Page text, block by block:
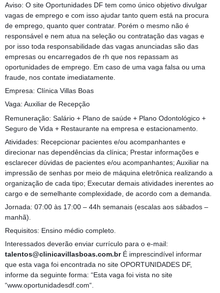
Aviso: O site Oportunidades DF tem como único objetivo divulgar
vagas de emprego e com isso ajudar tanto quem está na procura
de emprego, quanto quer contratar. Porém o mesmo não é
responsável e nem atua na seleção ou contratação das vagas e
por isso toda responsabilidade das vagas anunciadas são das
empresas ou encarregados de rh que nos repassam as
oportunidades de emprego. Em caso de uma vaga falsa ou uma
fraude, nos contate imediatamente.
Empresa: Clínica Villas Boas
Vaga: Auxiliar de Recepção
Remuneração: Salário + Plano de saúde + Plano Odontológico +
Seguro de Vida + Restaurante na empresa e estacionamento.
Atividades: Recepcionar pacientes e/ou acompanhantes e
direcionar nas dependências da clínica; Prestar informações e
esclarecer dúvidas de pacientes e/ou acompanhantes; Auxiliar na
impressão de senhas por meio de máquina eletrônica realizando a
organização de cada tipo; Executar demais atividades inerentes ao
cargo e de semelhante complexidade, de acordo com a demanda.
Jornada: 07:00 às 17:00 – 44h semanais (escalas aos sábados –
manhã).
Requisitos: Ensino médio completo.
Interessados deverão enviar currículo para o e-mail:
talentos@clinicavillasboas.com.brÉ imprescindível informar
que esta vaga foi encontrada no site OPORTUNIDADES DF,
informe da seguinte forma: “Esta vaga foi vista no site
“www.oportunidadesdf.com“.